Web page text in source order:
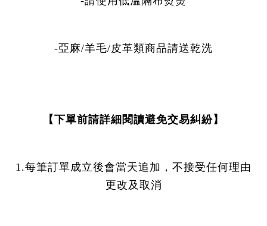
-亞麻/羊毛/皮革類商品請送乾洗
【下單前請詳細閱讀避免交易糾紛】
1.每筆訂單成立後會當天追加，不接受任何理由
更改及取消